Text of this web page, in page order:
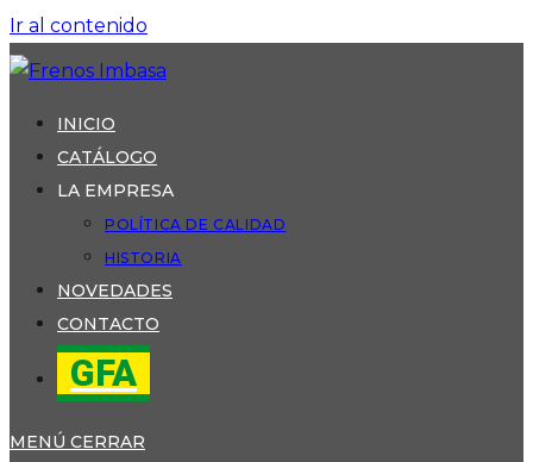
Ir al contenido
INICIO
CATÁLOGO
LA EMPRESA
POLÍTICA DE CALIDAD
HISTORIA
NOVEDADES
CONTACTO
GFA
MENÚ CERRAR